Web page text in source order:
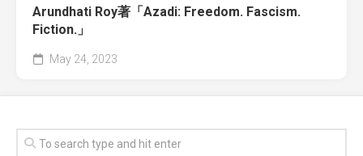
Arundhati Roy著「Azadi: Freedom. Fascism.
Fiction.」
May 24, 2023